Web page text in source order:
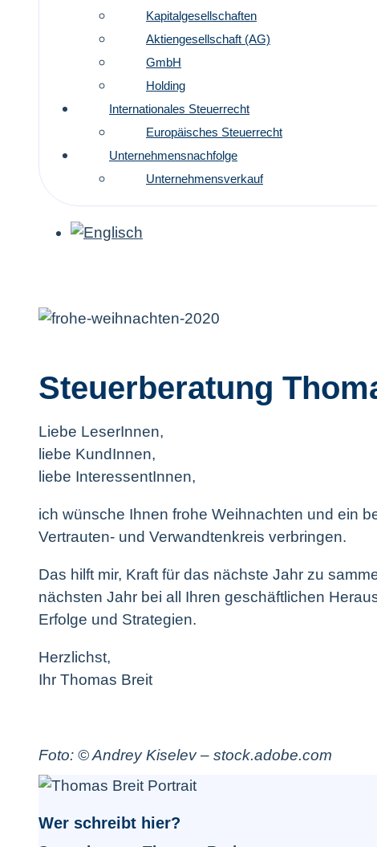
Kapitalgesellschaften
Aktiengesellschaft (AG)
GmbH
Holding
Internationales Steuerrecht
Europäisches Steuerrecht
Unternehmensnachfolge
Unternehmensverkauf
Steuerberatung
Liebe LeserInnen,
liebe KundInnen,
liebe InteressentInnen,
ich wünsche Ihnen frohe Weihnachten und ein
Vertrauten- und Verwandtenkreis verbringen.
Das hilft mir, Kraft für das nächste Jahr zu
nächsten Jahr bei all Ihren geschäftlichen
Erfolge und Strategien.
Herzlichst,
Ihr Thomas Breit
Foto: © Andrey Kiselev – stock.adobe.com
Wer schreibt hier?